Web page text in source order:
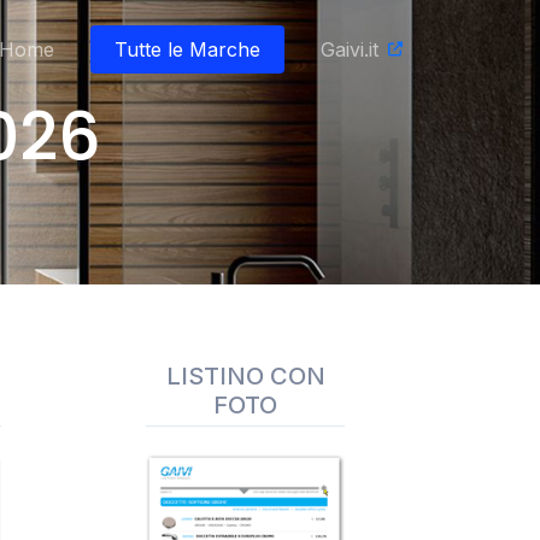
Home Tutte le Marche Gaivi.it
LISTINO CON
FOTO